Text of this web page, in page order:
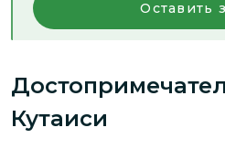
Оставить
Кутаиси